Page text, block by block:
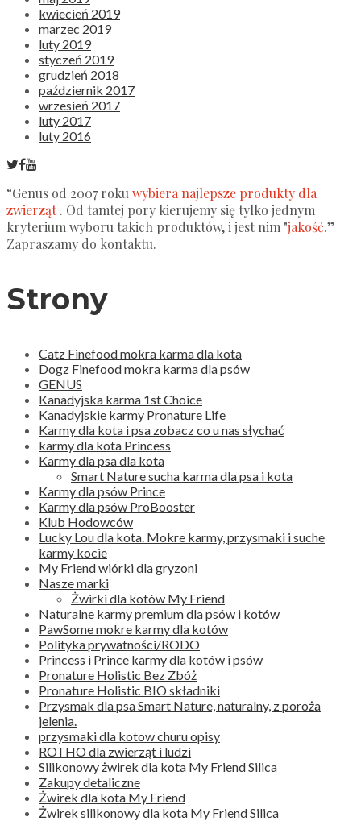
kwiecień 2019
marzec 2019
luty 2019
styczeń 2019
grudzień 2018
październik 2017
wrzesień 2017
luty 2017
luty 2016
“Genus od 2007 roku wybiera najlepsze produkty dla
zwierząt. Od tamtej pory kierujemy się tylko jednym
kryterium wyboru takich produktów, i jest nim "jakość.”
Zapraszamy do kontaktu.
Strony
Catz Finefood mokra karma dla kota
Dogz Finefood mokra karma dla psów
GENUS
Kanadyjska karma 1st Choice
Kanadyjskie karmy Pronature Life
Karmy dla kota i psa zobacz co u nas słychać
karmy dla kota Princess
Karmy dla psa dla kota
Smart Nature sucha karma dla psa i kota
Karmy dla psów Prince
Karmy dla psów ProBooster
Klub Hodowców
Lucky Lou dla kota. Mokre karmy, przysmaki i suche
karmy kocie
My Friend wiórki dla gryzoni
Nasze marki
Żwirki dla kotów My Friend
Naturalne karmy premium dla psów i kotów
PawSome mokre karmy dla kotów
Polityka prywatności/RODO
Princess i Prince karmy dla kotów i psów
Pronature Holistic Bez Zbóż
Pronature Holistic BIO składniki
Przysmak dla psa Smart Nature, naturalny, z poroża
jelenia.
przysmaki dla kotow churu opisy
ROTHO dla zwierząt i ludzi
Silikonowy żwirek dla kota My Friend Silica
Zakupy detaliczne
Żwirek dla kota My Friend
Żwirek silikonowy dla kota My Friend Silica